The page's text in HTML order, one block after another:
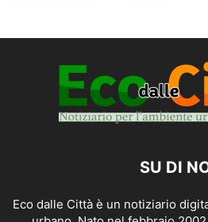
SU DI
Eco dalle Città è un notiziario